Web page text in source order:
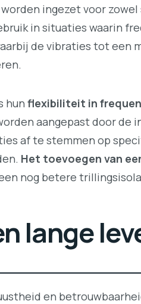
ingezet voor
in situaties waarin
de vibraties tot een
hun flexibiliteit in
aangepast door de
af te stemmen op
Het toevoegen van
nog betere
lange
en